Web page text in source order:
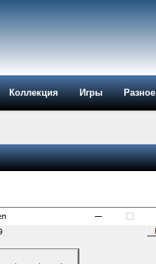
Коллекция Игры Разное